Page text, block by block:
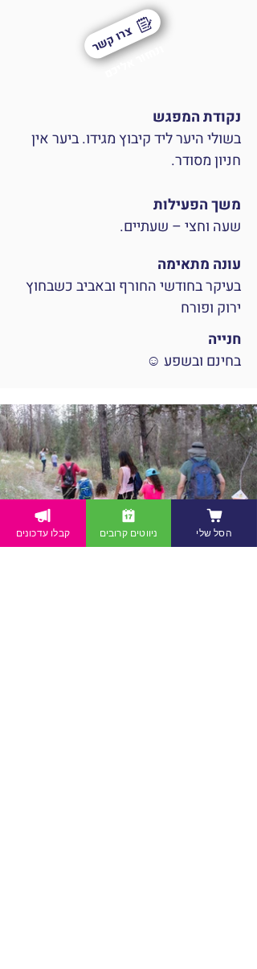
צרו קשר
ונחזור אליכם
נקודת המפגש
בשולי היער ליד קיבוץ מגידו. ביער אין
חניון מסודר.
משך הפעילות
שעה וחצי – שעתיים.
עונה מתאימה
בעיקר בחודשי החורף ובאביב כשבחוץ
ירוק ופורח
חנייה
בחינם ובשפע ☺
קבלו עדכונים ניווטים קרובים הסל שלי